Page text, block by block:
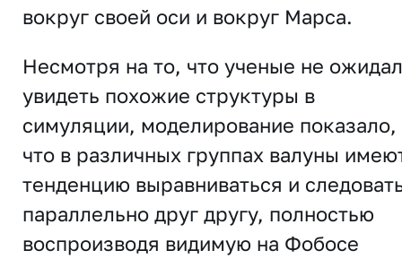
вокруг своей оси и вокруг Марса.
Несмотря на то, что ученые не
увидеть похожие структуры в
симуляции, моделирование показало,
что в различных группах валуны
тенденцию выравниваться и
параллельно друг другу, полностью
воспроизводя видимую на Фобосе